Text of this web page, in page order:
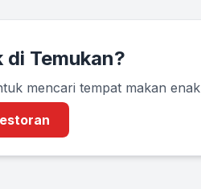
Temukan?
mencari tempat makan enak